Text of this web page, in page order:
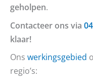
geholpen.
Contacteer ons via
klaar!
Ons werkingsgebied
regio’s: